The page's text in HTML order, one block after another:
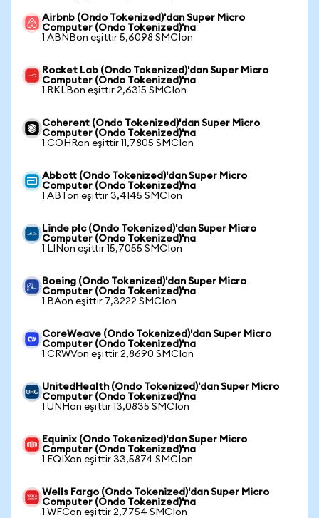
Airbnb (Ondo Tokenized)'dan Super Micro
Computer (Ondo Tokenized)'na
1 ABNBon eşittir 5,6098 SMCIon
Rocket Lab (Ondo Tokenized)'dan Super Micro
Computer (Ondo Tokenized)'na
1 RKLBon eşittir 2,6315 SMCIon
Coherent (Ondo Tokenized)'dan Super Micro
Computer (Ondo Tokenized)'na
1 COHRon eşittir 11,7805 SMCIon
Abbott (Ondo Tokenized)'dan Super Micro
Computer (Ondo Tokenized)'na
1 ABTon eşittir 3,4145 SMCIon
Linde plc (Ondo Tokenized)'dan Super Micro
Computer (Ondo Tokenized)'na
1 LINon eşittir 15,7055 SMCIon
Boeing (Ondo Tokenized)'dan Super Micro
Computer (Ondo Tokenized)'na
1 BAon eşittir 7,3222 SMCIon
CoreWeave (Ondo Tokenized)'dan Super Micro
Computer (Ondo Tokenized)'na
1 CRWVon eşittir 2,8690 SMCIon
UnitedHealth (Ondo Tokenized)'dan Super Micro
Computer (Ondo Tokenized)'na
1 UNHon eşittir 13,0835 SMCIon
Equinix (Ondo Tokenized)'dan Super Micro
Computer (Ondo Tokenized)'na
1 EQIXon eşittir 33,5874 SMCIon
Wells Fargo (Ondo Tokenized)'dan Super Micro
Computer (Ondo Tokenized)'na
1 WFCon eşittir 2,7754 SMCIon